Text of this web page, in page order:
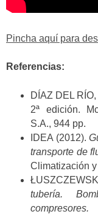
Pincha aquí para
Referencias:
DÍAZ DEL
2ª edición.
S.A., 944 pp.
IDEA (2012).
transporte de
Climatización
tubería.